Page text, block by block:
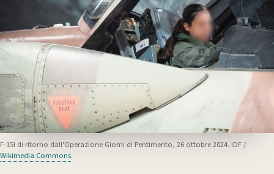
F-15I di ritorno dall'Operazione Giorni di Pentimento, 26 ottobre 2024. IDF /
Wikimedia Commons.